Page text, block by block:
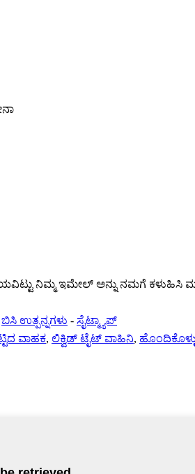
ನಿಮ್ಮ ಇಮೇಲ್ ಅನ್ನು ನಮಗೆ ಕಳುಹಿಸಿ
ಬಿಸಿ ಉತ್ಪನ್ನಗಳು - ಸೈಟ್ಮ್ಯಾಪ್
ವಾಹಕ, ಲಿಕ್ವಿಡ್ ಟೈಟ್ ವಾಹಿನಿ,